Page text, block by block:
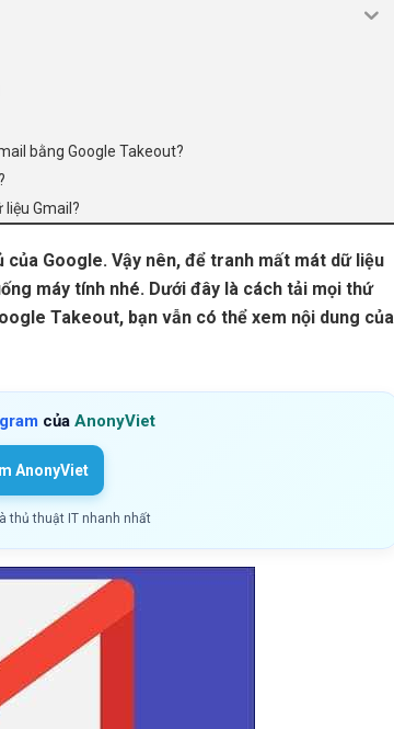
bằng Google Takeout?
Gmail?
Google. Vậy nên, để tranh mất mát dữ liệu
máy tính nhé. Dưới đây là cách tải mọi thứ
Takeout, bạn vẫn có thể xem nội dung của
của AnonyViet
AnonyViet
thủ thuật IT nhanh nhất